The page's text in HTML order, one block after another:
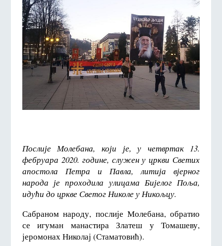
Послије Молебана, који је, у четвртак 13.
фебруара 2020. године, служен у цркви Светих
апостола Петра и Павла, литија вјерног
народа је проходила улицама Бијелог Поља,
идући до цркве Светог Николе у Никољцу.
Сабраном народу, послије Молебана, обратио
се игуман манастира Златеш у Томашеву,
јеромонах Николај (Стаматовић).